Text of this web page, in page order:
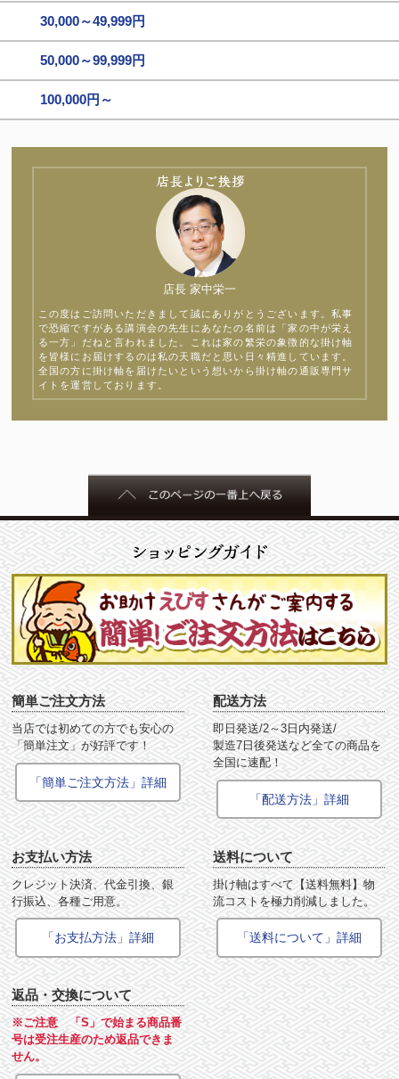
30,000～49,999円
50,000～99,999円
100,000円～
店長 家中栄一
この度はご訪問いただきまして誠にありがとうございます。私事
で恐縮ですがある講演会の先生にあなたの名前は「家の中が栄え
る一方」だねと言われました。これは家の繁栄の象徴的な掛け軸
を皆様にお届けするのは私の天職だと思い日々精進しています。
全国の方に掛け軸を届けたいという想いから掛け軸の通販専門サ
イトを運営しております。
簡単ご注文方法
当店では初めての方でも安心の
「簡単注文」が好評です！
「簡単ご注文方法」詳細
配送方法
即日発送/2～3日内発送/
製造7日後発送など全ての商品を
全国に速配！
「配送方法」詳細
お支払い方法
クレジット決済、代金引換、銀
行振込、各種ご用意。
「お支払方法」詳細
送料について
掛け軸はすべて【送料無料】物
流コストを極力削減しました。
「送料について」詳細
返品・交換について
※ご注意 「S」で始まる商品番
号は受注生産のため返品できま
せん。